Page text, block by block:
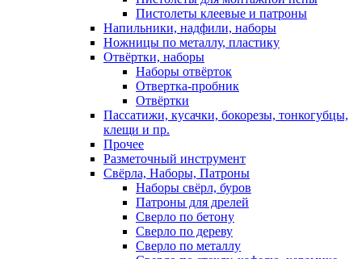
Пистолеты клеевые и патроны
Напильники, надфили, наборы
Ножницы по металлу, пластику
Отвёртки, наборы
Наборы отвёрток
Отвертка-пробник
Отвёртки
Пассатижи, кусачки, бокорезы, тонкогубцы,
клещи и пр.
Прочее
Разметочный инструмент
Свёрла, Наборы, Патроны
Наборы свёрл, буров
Патроны для дрелей
Сверло по бетону
Сверло по дереву
Сверло по металлу